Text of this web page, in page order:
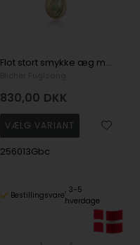
Flot stort smykke æg med Prehnit i forgyldt sølv fra Blicher Fuglsang
830,00 DKK
256013Gbc
Bestillingsvare
3-5
hverdage